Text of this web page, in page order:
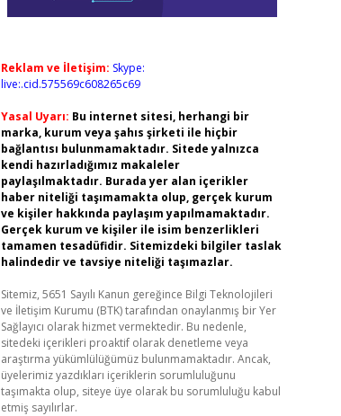
Reklam ve İletişim: Skype:
live:.cid.575569c608265c69
Yasal Uyarı: Bu internet sitesi, herhangi bir
marka, kurum veya şahıs şirketi ile hiçbir
bağlantısı bulunmamaktadır. Sitede yalnızca
kendi hazırladığımız makaleler
paylaşılmaktadır. Burada yer alan içerikler
haber niteliği taşımamakta olup, gerçek kurum
ve kişiler hakkında paylaşım yapılmamaktadır.
Gerçek kurum ve kişiler ile isim benzerlikleri
tamamen tesadüfidir. Sitemizdeki bilgiler taslak
halindedir ve tavsiye niteliği taşımazlar.
Sitemiz, 5651 Sayılı Kanun gereğince Bilgi Teknolojileri
ve İletişim Kurumu (BTK) tarafından onaylanmış bir Yer
Sağlayıcı olarak hizmet vermektedir. Bu nedenle,
sitedeki içerikleri proaktif olarak denetleme veya
araştırma yükümlülüğümüz bulunmamaktadır. Ancak,
üyelerimiz yazdıkları içeriklerin sorumluluğunu
taşımakta olup, siteye üye olarak bu sorumluluğu kabul
etmiş sayılırlar.